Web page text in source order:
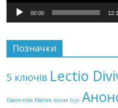
00:00
Позначки
5 ключів Lectio
Євангелія Матея Ікона Ісус